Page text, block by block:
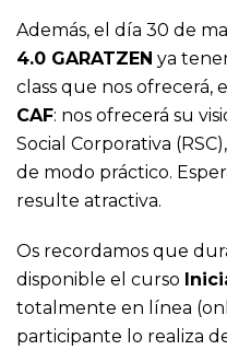
Además, el día 30 de
4.0 GARATZEN ya
class que nos ofrecerá,
CAF: nos ofrecerá su
Social Corporativa
de modo práctico.
resulte atractiva.
Os recordamos que
disponible el curso
totalmente en línea
participante lo realiza